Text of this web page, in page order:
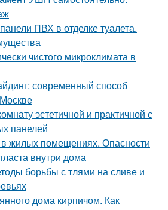
ПВХ в отделке туалета.
чистого микроклимата в
современный способ
эстетичной и практичной с
панелей
жилых помещениях. Опасности
внутри дома
борьбы с тлями на сливе и
дома кирпичом. Как